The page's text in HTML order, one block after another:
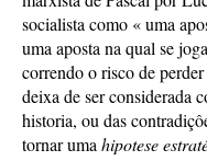
socialista como « uma
uma aposta na qual se
correndo o risco de
deixa de ser considerada
historia, ou das
tornar uma hipotese